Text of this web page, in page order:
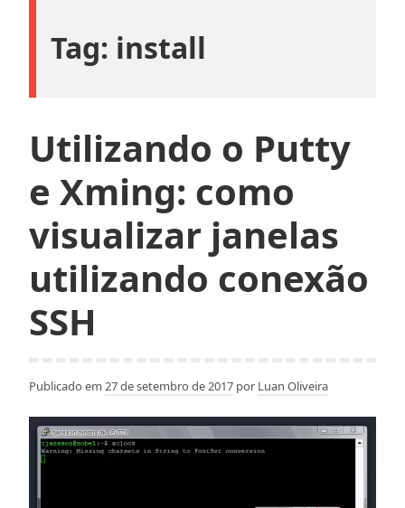
Tag: install
Utilizando o Putty
e Xming: como
visualizar janelas
utilizando conexão
SSH
Publicado em 27 de setembro de 2017 por Luan Oliveira